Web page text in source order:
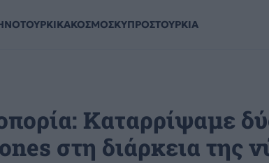
ΚΟΣΜΟΣΚΥΠΡΟΣΤΟΥΡΚΙΑ
Καταρρίψαμε
στη διάρκεια της